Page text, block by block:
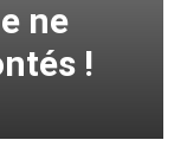
ne
!